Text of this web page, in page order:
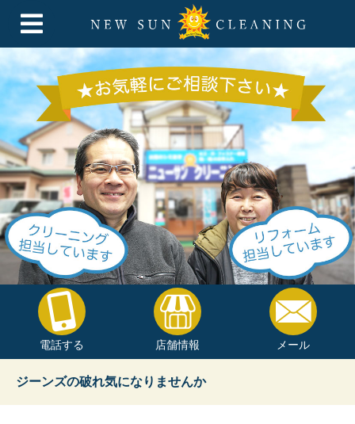
電話する 店舗情報 メール
ジーンズの破れ気になりませんか